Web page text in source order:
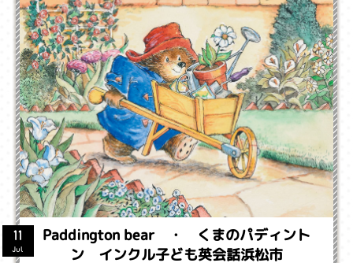
Paddington bear ・ くまのパディント
ン インクル子ども英会話浜松市
11
Jul